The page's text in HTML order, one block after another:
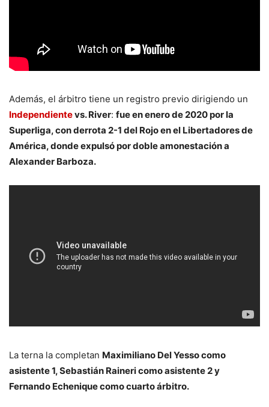
Además, el árbitro tiene un registro previo dirigiendo un
Independientevs. River: fue en enero de 2020 por la
Superliga, con derrota 2-1 del Rojo en el Libertadores de
América, donde expulsó por doble amonestación a
Alexander Barboza.
La terna la completan Maximiliano Del Yesso como
asistente 1, Sebastián Raineri como asistente 2 y
Fernando Echenique como cuarto árbitro.